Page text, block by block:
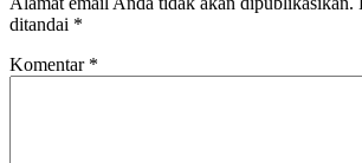
ditandai *
Komentar *